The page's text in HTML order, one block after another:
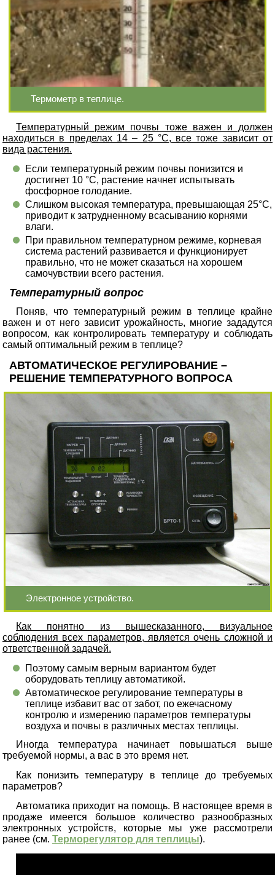
Термометр в теплице.
Температурный режим почвы тоже важен и должен
находиться в пределах 14 – 25 °С, все тоже зависит от
вида растения.
Если температурный режим почвы понизится и
достигнет 10 °С, растение начнет испытывать
фосфорное голодание.
Слишком высокая температура, превышающая 25°С,
приводит к затрудненному всасыванию корнями
влаги.
При правильном температурном режиме, корневая
система растений развивается и функционирует
правильно, что не может сказаться на хорошем
самочувствии всего растения.
Температурный вопрос
Поняв, что температурный режим в теплице крайне
важен и от него зависит урожайность, многие зададутся
вопросом, как контролировать температуру и соблюдать
самый оптимальный режим в теплице?
АВТОМАТИЧЕСКОЕ РЕГУЛИРОВАНИЕ –
РЕШЕНИЕ ТЕМПЕРАТУРНОГО ВОПРОСА
Электронное устройство.
Как понятно из вышесказанного, визуальное
соблюдения всех параметров, является очень сложной и
ответственной задачей.
Поэтому самым верным вариантом будет
оборудовать теплицу автоматикой.
Автоматическое регулирование температуры в
теплице избавит вас от забот, по ежечасному
контролю и измерению параметров температуры
воздуха и почвы в различных местах теплицы.
Иногда температура начинает повышаться выше
требуемой нормы, а вас в это время нет.
Как понизить температуру в теплице до требуемых
параметров?
Автоматика приходит на помощь. В настоящее время в
продаже имеется большое количество разнообразных
электронных устройств, которые мы уже рассмотрели
ранее (см. Терморегулятор для теплицы).